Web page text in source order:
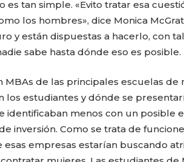
es tan simple. «Evito tratar esa
los hombres», dice Monica
y están dispuestas a hacerlo, con
sabe hasta dónde eso es posible.
MBAs de las principales escuelas
los estudiantes y dónde se
identificaban menos con un posible
inversión. Como se trata de
empresas estarían buscando
CARLA